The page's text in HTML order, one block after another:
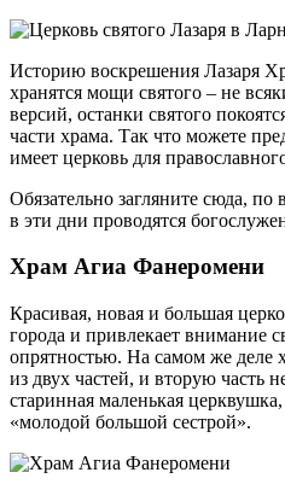
Историю воскрешения Лазаря
хранятся мощи святого – не
версий, останки святого
части храма. Так что можете
имеет церковь для
Обязательно загляните сюда, по
в эти дни проводятся
Храм Агиа Фанеромени
Красивая, новая и большая
города и привлекает внимание
опрятностью. На самом же деле
из двух частей, и вторую часть
старинная маленькая
«молодой большой сестрой».